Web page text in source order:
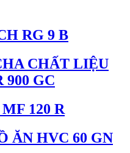
RG 9 B
CHẤT LIỆU
900 GC
120 R
ĂN HVC 60 GN